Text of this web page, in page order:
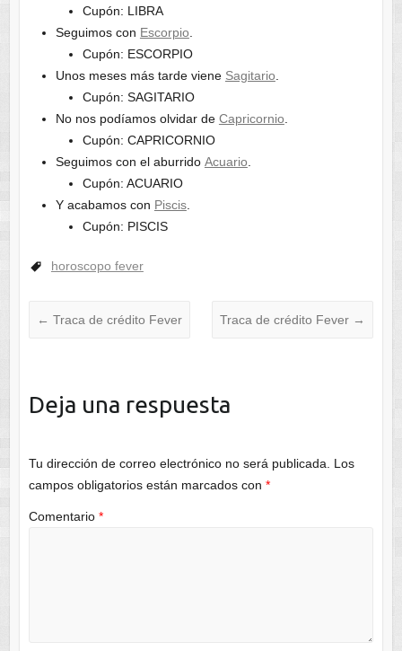
Cupón: LIBRA
Seguimos con Escorpio
Cupón: ESCORPIO
Unos meses más tarde viene Sagitario
Cupón: SAGITARIO
No nos podíamos olvidar de Capricornio
Cupón: CAPRICORNIO
Seguimos con el aburrido Acuario
Cupón: ACUARIO
Y acabamos con Piscis.
Cupón: PISCIS
horoscopo fever
← Traca de crédito Fever Traca de crédito Fever →
Deja una respuesta
Tu dirección de correo electrónico no será publicada.
Los
campos obligatorios están marcados con *
Comentario *